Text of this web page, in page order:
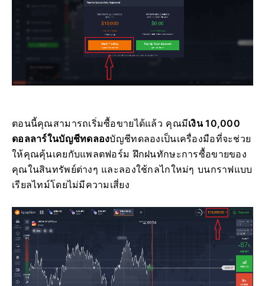
ตอนนี้คุณสามารถเริ่มซื้อขายได้แล้ว คุณมีเงิน 10,000
ดอลลาร์ในบัญชีทดลองบัญชีทดลองเป็นเครื่องมือที่จะช่วย
ให้คุณคุ้นเคยกับแพลตฟอร์ม ฝึกฝนทักษะการซื้อขายของ
คุณในสินทรัพย์ต่างๆ และลองใช้กลไกใหม่ๆ บนกราฟแบบ
เรียลไทม์โดยไม่มีความเสี่ยง